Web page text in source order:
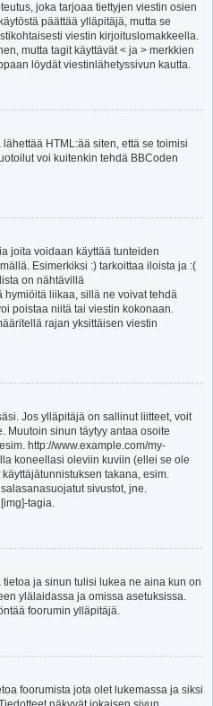
joka tarjoaa tiettyjen viestin osien
päättää ylläpitäjä, mutta se
viestin kirjoituslomakkeella.
mutta tagit käyttävät < ja > merkkien
löydät viestinlähetyssivun kautta.
HTML:ää siten, että se toimisi
voi kuitenkin tehdä BBCoden
joita voidaan käyttää tunteiden
Esimerkiksi :) tarkoittaa iloista ja :(
on nähtävillä
hymiöitä liikaa, sillä ne voivat tehdä
poistaa niitä tai viestin kokonaan.
rajan yksittäisen viestin
Jos ylläpitäjä on sallinut liitteet, voit
Muutoin sinun täytyy antaa osoite
http://www.example.com/my-
koneellasi oleviin kuviin (ellei se ole
takana, esim.
sivustot, jne.
tagia.
ja sinun tulisi lukea ne aina kun on
ylälaidassa ja omissa asetuksissa.
foorumin ylläpitäjä.
foorumista jota olet lukemassa ja siksi